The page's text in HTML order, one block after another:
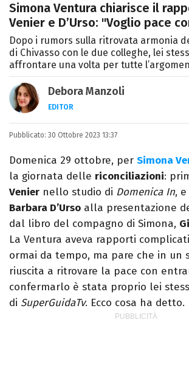
Simona Ventura chiarisce il
Venier e D’Urso: "Voglio pace
Dopo i rumors sulla ritrovata armonia
di Chivasso con le due colleghe, lei
affrontare una volta per tutte
Debora Manzoli
EDITOR
LINKEDIN
INSTAGRAM FACEBOOK
Scrittrice, copywriter, editor
mantovana, laureata in
Tv. Ha due libri all’attivo e
alla follia.
Pubblicato: 30 Ottobre 2023 13:37
Domenica 29 ottobre, per Simona
la giornata delle riconciliazioni:
Venier nello studio di Domenica In,
Barbara D’Urso alla presentazione
dal libro del compagno di Simona,
La Ventura aveva rapporti
ormai da tempo, ma pare che in un
riuscita a ritrovare la pace con
confermarlo è stata proprio lei
di SuperGuidaTv. Ecco cosa ha detto.